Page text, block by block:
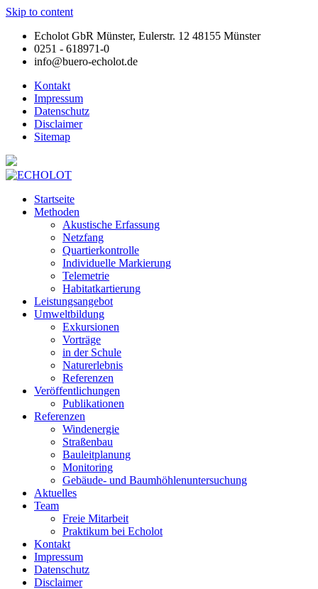
Skip to content
Echolot GbR Münster, Eulerstr. 12 48155 Münster
0251 - 618971-0
info@buero-echolot.de
Kontakt
Impressum
Datenschutz
Disclaimer
Sitemap
Startseite
Methoden
Akustische Erfassung
Netzfang
Quartierkontrolle
Individuelle Markierung
Telemetrie
Habitatkartierung
Leistungsangebot
Umweltbildung
Exkursionen
Vorträge
in der Schule
Naturerlebnis
Referenzen
Veröffentlichungen
Publikationen
Referenzen
Windenergie
Straßenbau
Bauleitplanung
Monitoring
Gebäude- und Baumhöhlenuntersuchung
Aktuelles
Team
Freie Mitarbeit
Praktikum bei Echolot
Kontakt
Impressum
Datenschutz
Disclaimer